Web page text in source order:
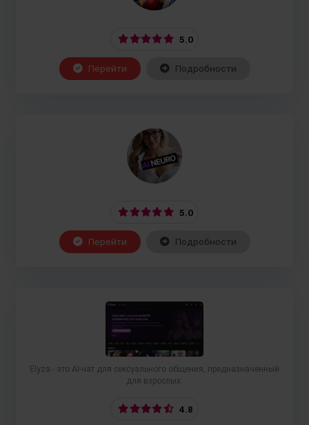
5.0
Перейти Подробности
5.0
Перейти Подробности
Elyza - это AI-чат для сексуального общения, предназначенный
для взрослых.
4.8